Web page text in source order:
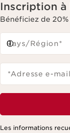
Inscription
Bénéficiez de
Pays/Région*
*Adresse e-mail
Les informations